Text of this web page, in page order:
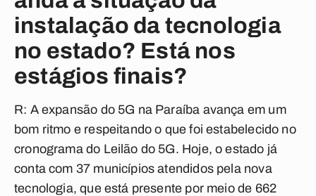
instalação da tecnologia
no estado? Está nos
estágios finais?
R: A expansão do 5G na Paraíba avança em um
bom ritmo e respeitando o que foi estabelecido no
cronograma do Leilão do 5G. Hoje, o estado já
conta com 37 municípios atendidos pela nova
tecnologia, que está presente por meio de 662